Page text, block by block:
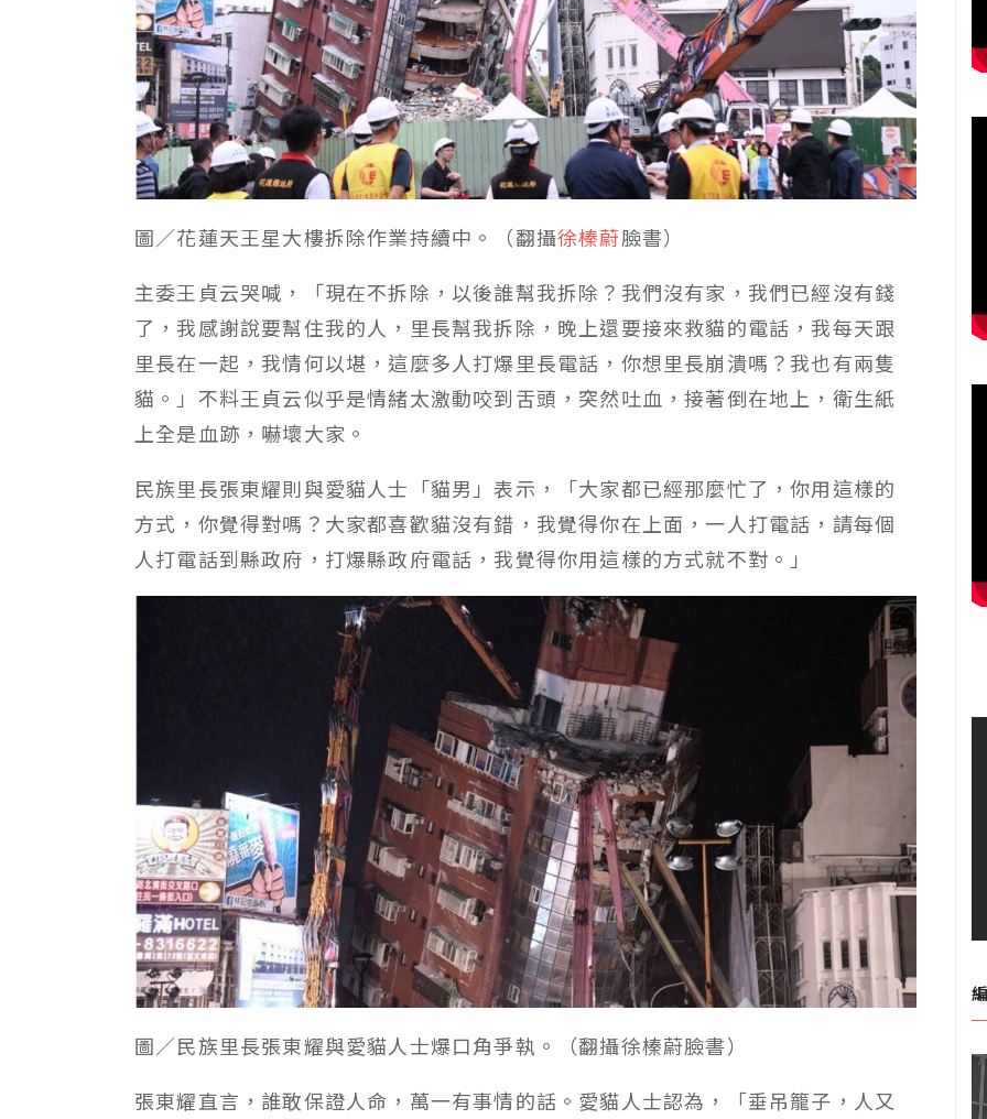
圖／花蓮天王星大樓拆除作業持續中。（翻攝徐榛蔚臉書）
主委王貞云哭喊，「現在不拆除，以後誰幫我拆除？我們沒有家，我們已經沒有錢
了，我感謝說要幫住我的人，里長幫我拆除，晚上還要接來救貓的電話，我每天跟
里長在一起，我情何以堪，這麼多人打爆里長電話，你想里長崩潰嗎？我也有兩隻
貓。」不料王貞云似乎是情緒太激動咬到舌頭，突然吐血，接著倒在地上，衛生紙
上全是血跡，嚇壞大家。
民族里長張東耀則與愛貓人士「貓男」表示，「大家都已經那麼忙了，你用這樣的
方式，你覺得對嗎？大家都喜歡貓沒有錯，我覺得你在上面，一人打電話，請每個
人打電話到縣政府，打爆縣政府電話，我覺得你用這樣的方式就不對。」
圖／民族里長張東耀與愛貓人士爆口角爭執。（翻攝徐榛蔚臉書）
張東耀直言，誰敢保證人命，萬一有事情的話。愛貓人士認為，「垂吊籠子，人又